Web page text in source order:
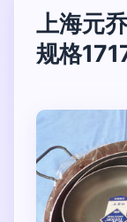
上海元
规格